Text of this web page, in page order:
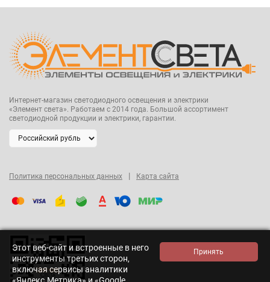
Интернет-магазин светодиодного освещения и электрики
«Элемент света». Работаем с 2014 года. Большой ассортимент
светодиодной продукции и электрики, гарантии.
Политика персональных данных | Карта сайта
Этот веб-сайт и встроенные в него
инструменты третьих сторон,
включая сервисы аналитики